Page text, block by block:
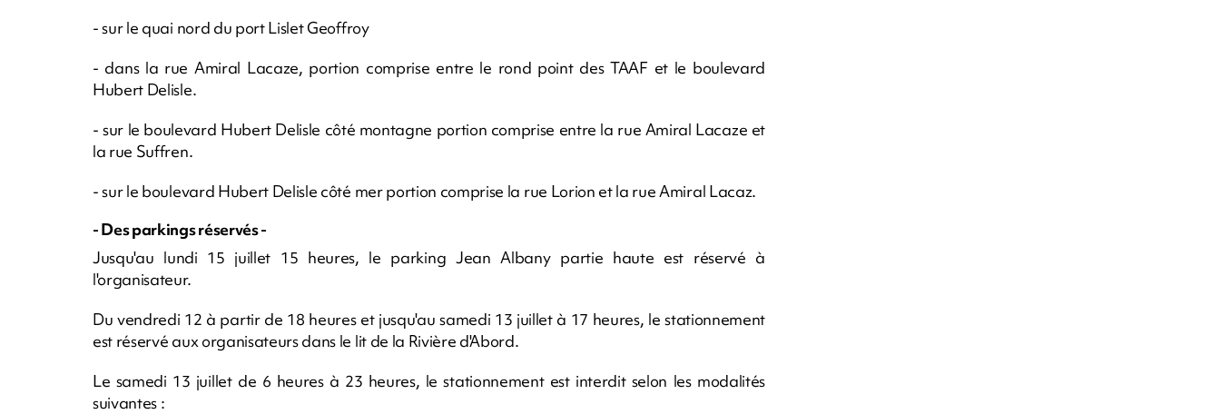
- sur le quai nord du port Lislet Geoffroy
- dans la rue Amiral Lacaze, portion comprise entre le rond point des TAAF et le boulevard
Hubert Delisle.
- sur le boulevard Hubert Delisle côté montagne portion comprise entre la rue Amiral Lacaze et
la rue Suffren.
- sur le boulevard Hubert Delisle côté mer portion comprise la rue Lorion et la rue Amiral Lacaz.
- Des parkings réservés -
Jusqu'au lundi 15 juillet 15 heures, le parking Jean Albany partie haute est réservé à
l'organisateur.
Du vendredi 12 à partir de 18 heures et jusqu'au samedi 13 juillet à 17 heures, le stationnement
est réservé aux organisateurs dans le lit de la Rivière d'Abord.
Le samedi 13 juillet de 6 heures à 23 heures, le stationnement est interdit selon les modalités
suivantes :